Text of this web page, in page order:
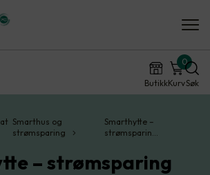
ButikkKurv
0
Søk
Smarthus og
strømsparing
Smarthytte –
strømsparin…
– strømsparing